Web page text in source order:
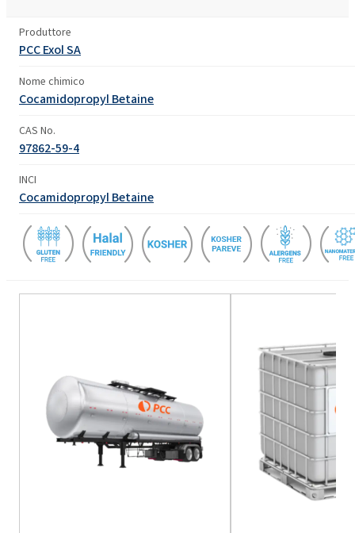
Produttore
PCC Exol SA
Nome chimico
Cocamidopropyl Betaine
CAS No.
97862-59-4
INCI
Cocamidopropyl Betaine